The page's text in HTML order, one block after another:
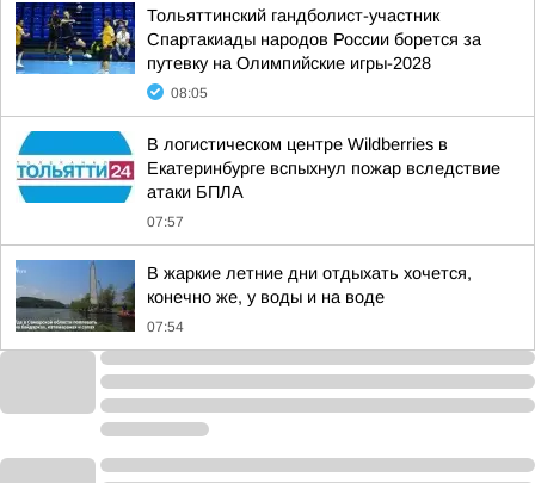
Тольяттинский гандболист-участник
Спартакиады народов России борется за
путевку на Олимпийские игры-2028
08:05
В логистическом центре Wildberries в
Екатеринбурге вспыхнул пожар вследствие
атаки БПЛА
07:57
В жаркие летние дни отдыхать хочется,
конечно же, у воды и на воде
07:54